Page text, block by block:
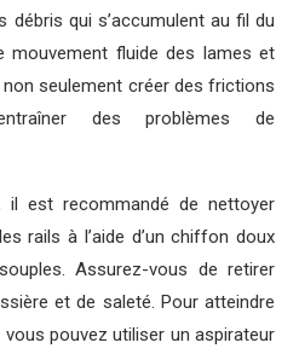
débris qui s’accumulent au fil du
mouvement fluide des lames et
seulement créer des frictions
des problèmes de
il est recommandé de nettoyer
rails à l’aide d’un chiffon doux
Assurez-vous de retirer
et de saleté. Pour atteindre
pouvez utiliser un aspirateur